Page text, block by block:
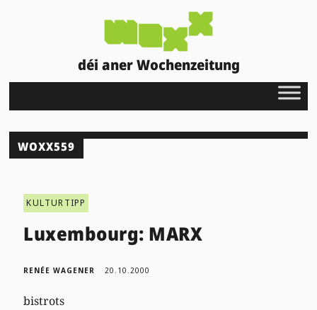
déi aner Wochenzeitung
WOXX559
KULTURTIPP
Luxembourg: MARX
RENÉE WAGENER 20.10.2000
bistrots